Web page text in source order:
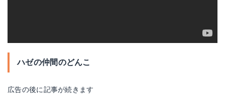
ハゼの仲間のどんこ
広告の後に記事が続きます